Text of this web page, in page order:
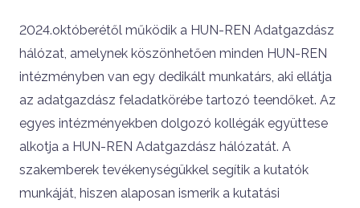
Címlapos tartalom
2024.októberétől működik a HUN-REN Adatgazdász
hálózat, amelynek köszönhetően minden HUN-REN
intézményben van egy dedikált munkatárs, aki ellátja
az adatgazdász feladatkörébe tartozó teendőket. Az
egyes intézményekben dolgozó kollégák együttese
alkotja a HUN-REN Adatgazdász hálózatát. A
szakemberek tevékenységükkel segítik a kutatók
munkáját, hiszen alaposan ismerik a kutatási